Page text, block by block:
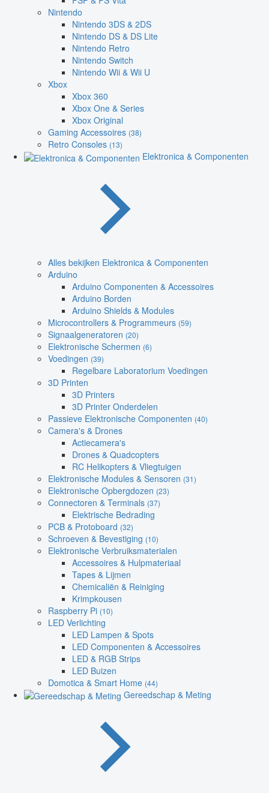
Nintendo
Nintendo 3DS & 2DS
Nintendo DS & DS Lite
Nintendo Retro
Nintendo Switch
Nintendo Wii & Wii U
Xbox
Xbox 360
Xbox One & Series
Xbox Original
Gaming Accessoires (38)
Retro Consoles (13)
Elektronica & Componenten
Alles bekijken Elektronica & Componenten
Arduino
Arduino Componenten & Accessoires
Arduino Borden
Arduino Shields & Modules
Microcontrollers & Programmeurs (59)
Signaalgeneratoren (20)
Elektronische Schermen (6)
Voedingen (39)
Regelbare Laboratorium Voedingen
3D Printen
3D Printers
3D Printer Onderdelen
Passieve Elektronische Componenten (40)
Camera's & Drones
Actiecamera's
Drones & Quadcopters
RC Helikopters & Vliegtuigen
Elektronische Modules & Sensoren (31)
Elektronische Opbergdozen (23)
Connectoren & Terminals (37)
Elektrische Bedrading
PCB & Protoboard (32)
Schroeven & Bevestiging (10)
Elektronische Verbruiksmaterialen
Accessoires & Hulpmateriaal
Tapes & Lijmen
Chemicaliën & Reiniging
Krimpkousen
Raspberry Pi (10)
LED Verlichting
LED Lampen & Spots
LED Componenten & Accessoires
LED & RGB Strips
LED Buizen
Domotica & Smart Home (44)
Gereedschap & Meting